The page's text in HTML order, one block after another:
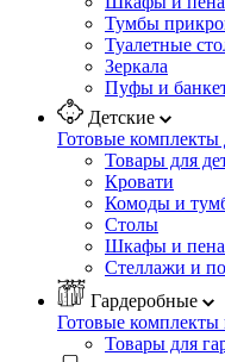
Тумбы
Туалетные
Зеркала
Пуфы и
Детские
Готовые комплекты
Товары для
Кровати
Комоды и
Столы
Шкафы и
Стеллажи и
Гардеробные
Готовые комплекты
Товары для